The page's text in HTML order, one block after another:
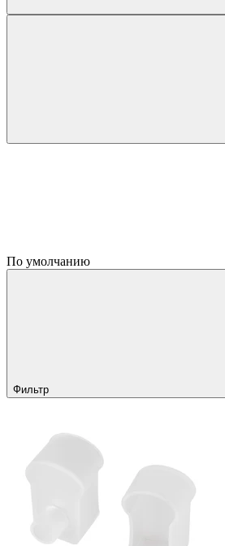
По умолчанию
Фильтр